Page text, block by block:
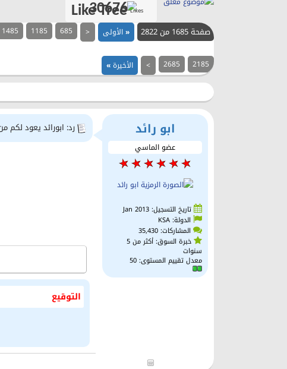
30676 Likes
صفحة 1685 من 2822 «الأولى <
685
1185
1485
2185
2685
> الأخيرة»
ابو رائد
عضو الماسي
تاريخ التسجيل: Jan 2013
الدولة: KSA
المشاركات: 35,430
خبرة السوق: أكثر من 5
سنوات
معدل تقييم المستوى:50
رد: ابورائد يعود لكم
التوقيع